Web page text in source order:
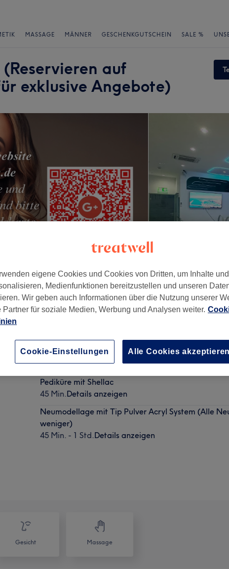
MASSAGE MÄNNER GESCHENKGUTSCHEIN SALE %
auf
exklusive Angebote)
neben ehem. Karstadt, München , 80333
Auffüllen mit Acryl
35 Min. - 50 Min.Details anzeigen
Pediküre mit Shellac
45 Min.Details anzeigen
Neumodellage mit Tip Pulver Acryl System (Alle
weniger)
45 Min. - 1 Std.Details anzeigen
Gesicht Massage
eigene Cookies und Cookies von Dritten, um Inhalte
Medienfunktionen bereitzustellen und unseren
Wir geben auch Informationen über die Nutzung unserer
Partner für soziale Medien, Werbung und Analysen weiter.
Cookie-Einstellungen Alle Cookies